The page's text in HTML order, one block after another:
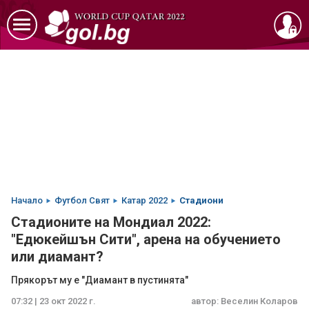
Начало Футбол Свят Катар 2022 Стадиони
Стадионите на Мондиал 2022:
"Едюкейшън Сити", арена на обучението
или диамант?
Прякорът му е "Диамант в пустинята"
07:32 | 23 окт 2022 г. автор: Веселин Коларов